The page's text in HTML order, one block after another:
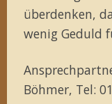
überdenken,
wenig Geduld
Böhmer, Tel: